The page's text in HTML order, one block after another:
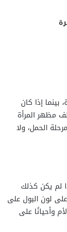
إذا كان
مظهر المرأة
الحمل، ولا
لم يكن كذلك
لون البول على
وأحيانًا على